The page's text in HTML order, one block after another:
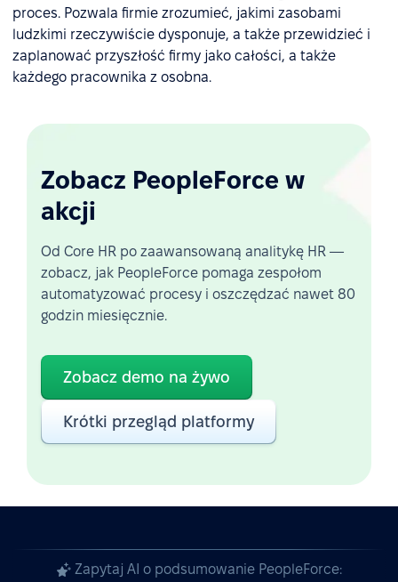
proces. Pozwala firmie zrozumieć, jakimi zasobami
ludzkimi rzeczywiście dysponuje, a także przewidzieć i
zaplanować przyszłość firmy jako całości, a także
każdego pracownika z osobna.
Zobacz PeopleForce w
akcji
Od Core HR po zaawansowaną analitykę HR —
zobacz, jak PeopleForce pomaga zespołom
automatyzować procesy i oszczędzać nawet 80
godzin miesięcznie.
Zobacz demo na żywo
Krótki przegląd platformy
Zapytaj AI o podsumowanie PeopleForce: